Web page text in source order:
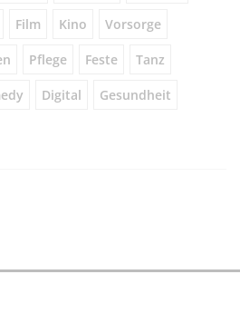
Film Kino Vorsorge
Pflege Feste Tanz
Digital Gesundheit